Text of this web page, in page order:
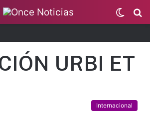
Switch
skin
URBI ET
Internacional